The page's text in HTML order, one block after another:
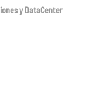
y DataCenter